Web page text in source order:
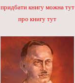
придбати книгу можна тут
про книгу тут